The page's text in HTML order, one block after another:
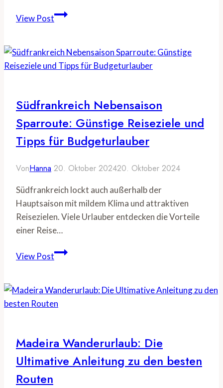
View PostBergen
eigene
Faust:
und
erleben
Südfrankreich Nebensaison
Sparroute: Günstige Reiseziele und
Tipps für Budgeturlauber
VonHanna 20. Oktober 202420. Oktober 2024
Südfrankreich lockt auch außerhalb der
Hauptsaison mit mildem Klima und attraktiven
Reisezielen. Viele Urlauber entdecken die Vorteile
einer Reise…
View PostSüdfrankreich
Günstige
Reiseziele
für
Budgeturlauber
Madeira Wanderurlaub: Die
Ultimative Anleitung zu den besten
Routen